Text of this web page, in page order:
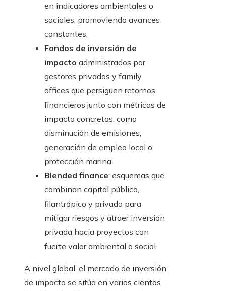
en indicadores ambientales o
sociales, promoviendo avances
constantes.
Fondos de inversión de
impacto administrados por
gestores privados y family
offices que persiguen retornos
financieros junto con métricas de
impacto concretas, como
disminución de emisiones,
generación de empleo local o
protección marina.
Blended finance: esquemas que
combinan capital público,
filantrópico y privado para
mitigar riesgos y atraer inversión
privada hacia proyectos con
fuerte valor ambiental o social.
A nivel global, el mercado de inversión
de impacto se sitúa en varios cientos